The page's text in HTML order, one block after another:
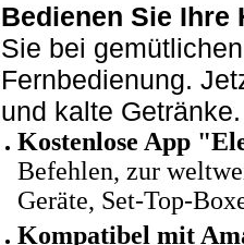
Bedienen Sie Ihre
Sie bei
Fernbedienung.
und kalte Getränke.
Kostenlose App
Befehlen, zur
Geräte, Set-Top-
Kompatibel mit